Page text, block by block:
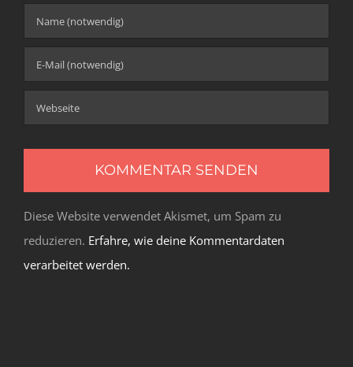
Diese Website verwendet Akismet, um Spam zu
reduzieren. Erfahre, wie deine Kommentardaten
verarbeitet werden.